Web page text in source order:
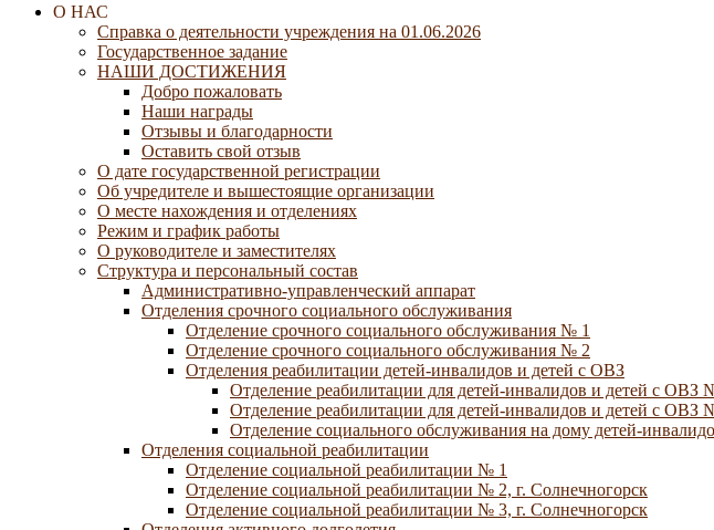
О НАС
Справка о деятельности учреждения на 01.06.2026
Государственное задание
НАШИ ДОСТИЖЕНИЯ
Добро пожаловать
Наши награды
Отзывы и благодарности
Оставить свой отзыв
О дате государственной регистрации
Об учредителе и вышестоящие организации
О месте нахождения и отделениях
Режим и график работы
О руководителе и заместителях
Структура и персональный состав
Административно-управленческий аппарат
Отделения срочного социального обслуживания
Отделение срочного социального обслуживания № 1
Отделение срочного социального обслуживания № 2
Отделения реабилитации детей-инвалидов и детей с ОВЗ
Отделение реабилитации для детей-инвалидов и детей с ОВЗ
Отделение реабилитации для детей-инвалидов и детей с ОВЗ
Отделение социального обслуживания на дому детей-
Отделения социальной реабилитации
Отделение социальной реабилитации № 1
Отделение социальной реабилитации № 2, г. Солнечногорск
Отделение социальной реабилитации № 3, г. Солнечногорск